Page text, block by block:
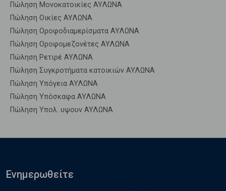
Πώληση Μονοκατοικίες ΑΥΛΩΝΑ
Πώληση Οικίες ΑΥΛΩΝΑ
Πώληση Οροφοδιαμερίσματα ΑΥΛΩΝΑ
Πώληση Οροφομεζονέτες ΑΥΛΩΝΑ
Πώληση Ρετιρέ ΑΥΛΩΝΑ
Πώληση Συγκροτήματα κατοικιών ΑΥΛΩΝΑ
Πώληση Υπόγεια ΑΥΛΩΝΑ
Πώληση Υπόσκαφα ΑΥΛΩΝΑ
Πώληση Υπολ. υψουν ΑΥΛΩΝΑ
Ενημερωθείτε